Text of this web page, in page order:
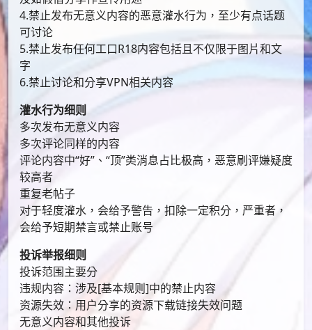
4.禁止发布无意义内容的恶意灌水行为，至少有点话题
可讨论
5.禁止发布任何工口R18内容包括且不仅限于图片和文
字
6.禁止讨论和分享VPN相关内容
灌水行为细则
多次发布无意义内容
多次评论同样的内容
评论内容中“好”、“顶”类消息占比极高，恶意刷评嫌疑度
较高者
重复老帖子
对于轻度灌水，会给予警告，扣除一定积分，严重者，
会给予短期禁言或禁止账号
投诉举报细则
投诉范围主要分
违规内容：涉及[基本规则]中的禁止内容
资源失效：用户分享的资源下载链接失效问题
无意义内容和其他投诉